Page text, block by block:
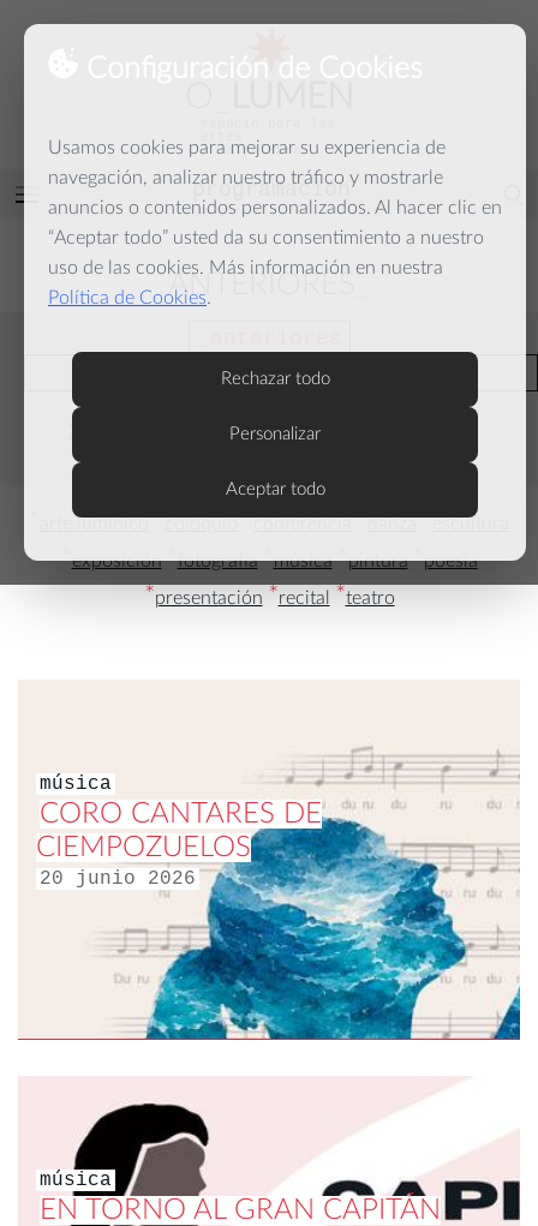
Configuración de Cookies
Usamos cookies para mejorar su experiencia de
navegación, analizar nuestro tráfico y mostrarle
anuncios o contenidos personalizados. Al hacer clic en
“Aceptar todo” usted da su consentimiento a nuestro
uso de las cookies. Más información en nuestra
Política de Cookies.
Rechazar todo
Personalizar
Aceptar todo
y la palabra
programación
ANTERIORES
actuales
2024
arte lumínico *coloquio *conferencia *danza *escultura
*exposición *fotografía *música *pintura *poesía
*presentación *recital *teatro
música
CORO CANTARES DE
CIEMPOZUELOS
20 junio 2026
música
EN TORNO AL GRAN CAPITÁN